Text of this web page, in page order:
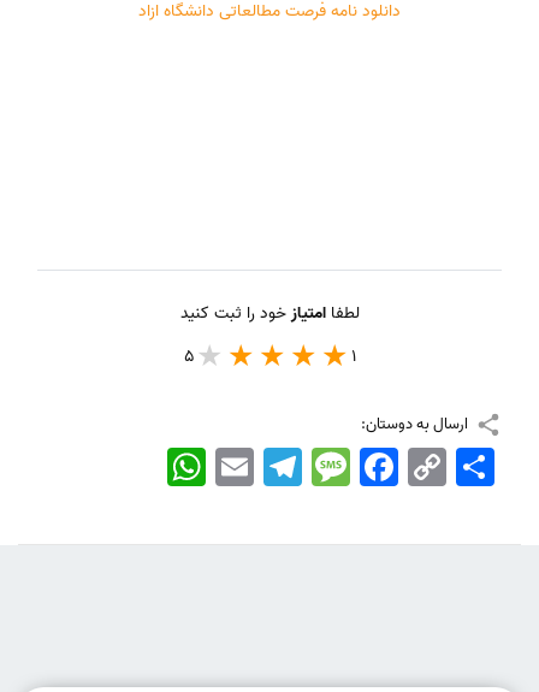
دانلود نامه فرصت مطالعاتی دانشگاه ازاد
لطفاامتیازخود را ثبت کنید
1
5
ارسال به دوستان:
WhatsApp EmailTelegramMessageFacebook Copy
Link
اشتراک